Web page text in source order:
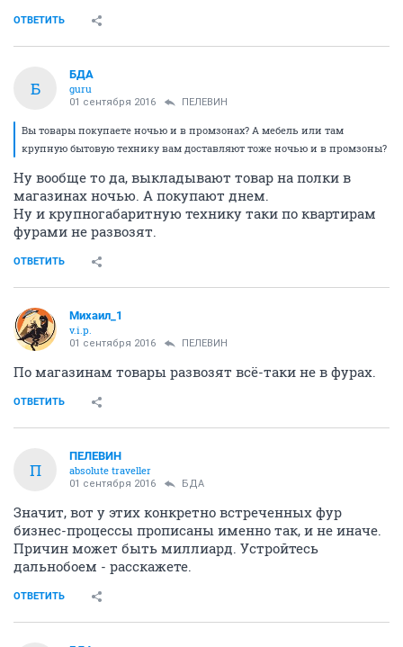
ОТВЕТИТЬ
Б
БДА
guru
01 сентября 2016 ПЕЛЕВИН
Вы товары покупаете ночью и в промзонах? А мебель или там
крупную бытовую технику вам доставляют тоже ночью и в промзоны?
Ну вообще то да, выкладывают товар на полки в
магазинах ночью. А покупают днем.
Ну и крупногабаритную технику таки по квартирам
фурами не развозят.
ОТВЕТИТЬ
Михаил_1
v.i.p.
01 сентября 2016 ПЕЛЕВИН
По магазинам товары развозят всё-таки не в фурах.
ОТВЕТИТЬ
П
ПЕЛЕВИН
absolute traveller
01 сентября 2016 БДА
Значит, вот у этих конкретно встреченных фур
бизнес-процессы прописаны именно так, и не иначе.
Причин может быть миллиард. Устройтесь
дальнобоем - расскажете.
ОТВЕТИТЬ